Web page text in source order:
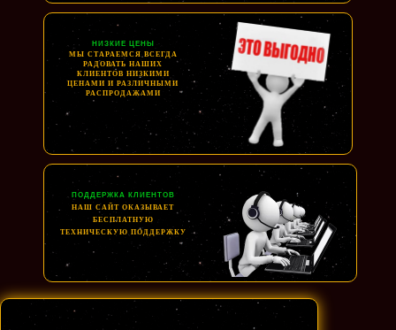
НИЗКИЕ ЦЕНЫ
МЫ СТАРАЕМСЯ ВСЕГДА
РАДОВАТЬ НАШИХ
КЛИЕНТОВ НИЗКИМИ
ЦЕНАМИ И РАЗЛИЧНЫМИ
РАСПРОДАЖАМИ
ПОДДЕРЖКА КЛИЕНТОВ
НАШ САЙТ ОКАЗЫВАЕТ
БЕСПЛАТНУЮ
ТЕХНИЧЕСКУЮ ПОДДЕРЖКУ